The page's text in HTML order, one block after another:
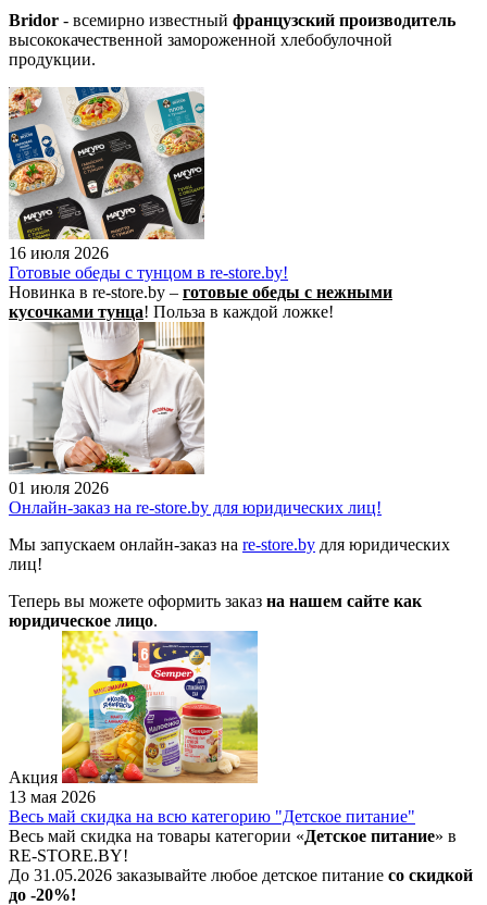
Bridor - всемирно известный французский производитель
высококачественной замороженной хлебобулочной
продукции.
16 июля 2026
Готовые обеды с тунцом в re-store.by!
Новинка в re-store.by – готовые обеды с нежными
кусочками тунца! Польза в каждой ложке!
01 июля 2026
Онлайн-заказ на re-store.by для юридических лиц!
Мы запускаем онлайн-заказ на re-store.by для юридических
лиц!
Теперь вы можете оформить заказ на нашем сайте как
юридическое лицо.
Акция
13 мая 2026
Весь май скидка на всю категорию "Детское питание"
Весь май скидка на товары категории «Детское питание» в
RE-STORE.BY!
До 31.05.2026 заказывайте любое детское питание со скидкой
до -20%!